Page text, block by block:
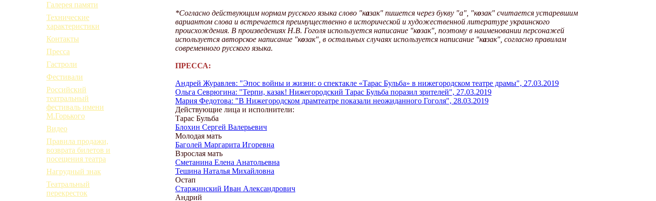
Галерея памяти
Технические
характеристики
Контакты
Пресса
Гастроли
Фестивали
Российский
театральный
фестиваль имени
М.Горького
Видео
Правила продажи,
возврата билетов и
посещения театра
Нагрудный знак
Театральный
перекресток
*Согласно действующим нормам русского языка слово "казак" пишется через букву "а", "козак" считается устаревшим
вариантом слова и встречается преимущественно в исторической и художественной литературе украинского
происхождения. В произведениях Н.В. Гоголя используется написание "козак", поэтому в наименовании персонажей
используется авторское написание "козак", в остальных случаях используется написание "казак", согласно правилам
современного русского языка.
ПРЕССА:
Андрей Журавлев: "Эпос войны и жизни: о спектакле «Тарас Бульба» в нижегородском театре драмы", 27.03.2019
Ольга Севрюгина: "Терпи, казак! Нижегородский Тарас Бульба поразил зрителей", 27.03.2019
Мария Федотова: "В Нижегородском драмтеатре показали неожиданного Гоголя", 28.03.2019
Действующие лица и исполнители:
Тарас Бульба
Блохин Сергей Валерьевич
Молодая мать
Баголей Маргарита Игоревна
Взрослая мать
Сметанина Елена Анатольевна
Тешина Наталья Михайловна
Остап
Старжинский Иван Александрович
Андрий